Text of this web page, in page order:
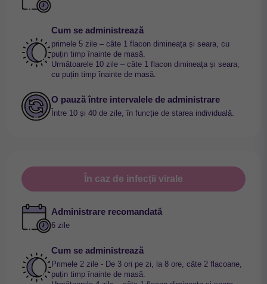
Cum se administrează
primele 5 zile – câte 1 flacon dimineața și seara, cu
puțin timp înainte de masă.
Următoarele 10 zile – câte 1 flacon dimineața și seara,
cu puțin timp înainte de masă.
O pauză între intervalele de administrare
Între 10 și 40 de zile, în funcție de starea individuală.
În caz de infecții virale
Administrare recomandată
6 zile
Cum se administrează
Primele 2 zile - De 3 ori pe zi, la 8 ore, câte 2 flacoane,
puțin timp înainte de masă.